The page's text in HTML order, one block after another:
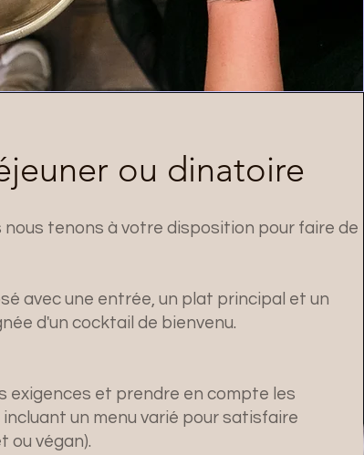
ou dinatoire
nous tenons à votre disposition pour faire de
avec une entrée, un plat principal et un
d'un cocktail de bienvenu.
exigences et prendre en compte les
un menu varié pour satisfaire
ou végan).